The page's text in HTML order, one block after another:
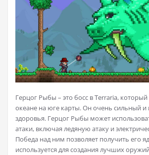
Герцог Рыбы – это босс в Terraria, который
океане на юге карты. Он очень сильный и
здоровья. Герцог Рыбы может
атаки, включая ледяную атаку и
Победа над ним позволяет получить его
используется для создания лучших